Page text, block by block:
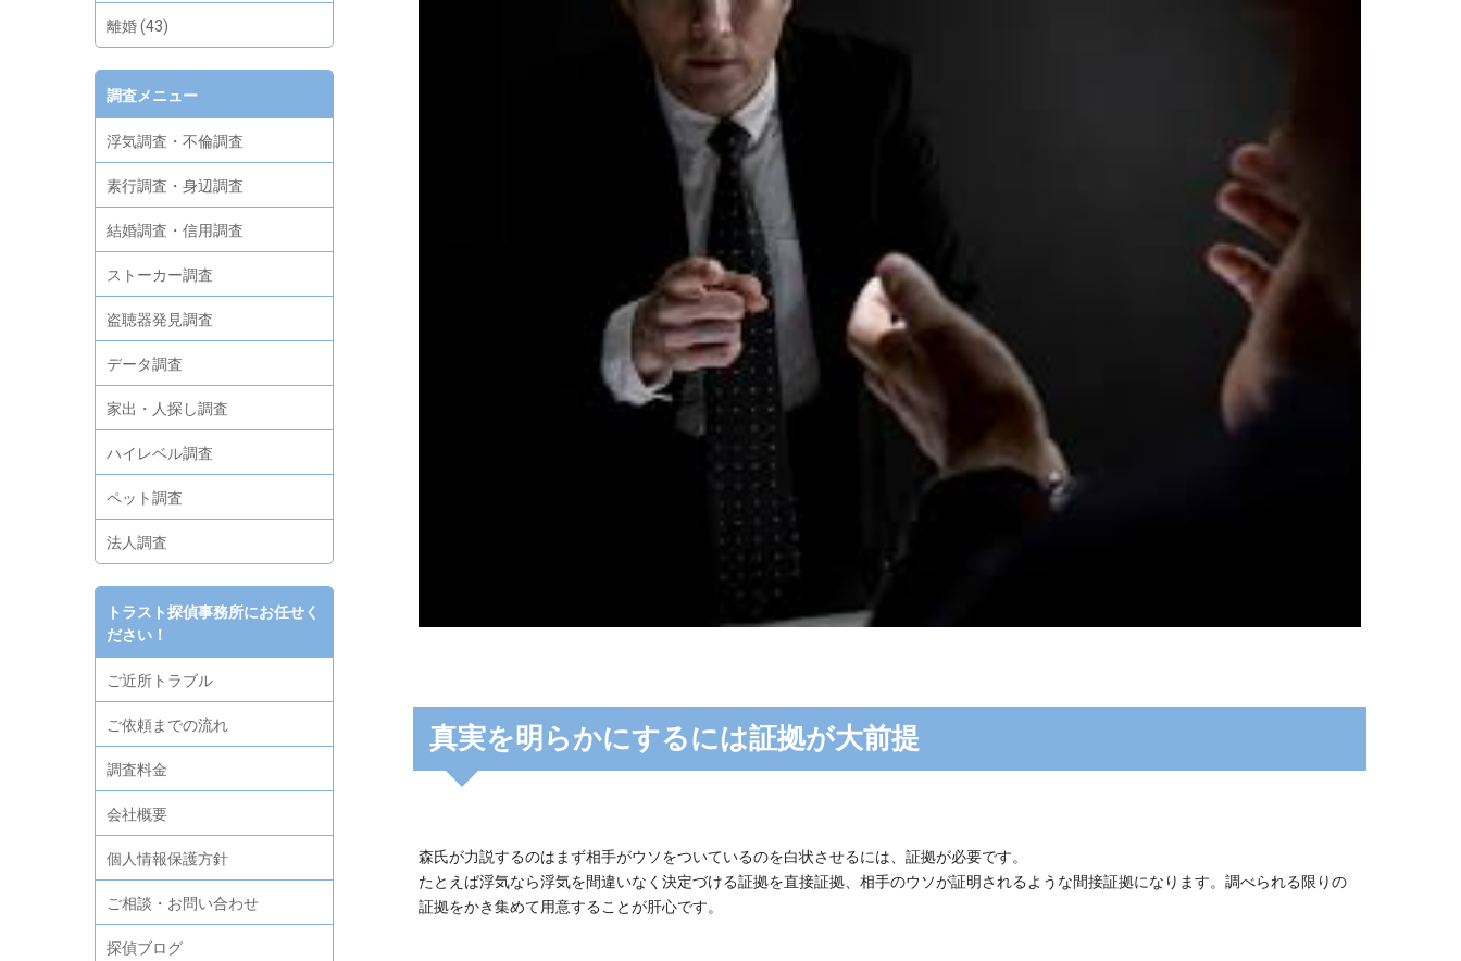
真実を明らかにするには証拠が大前提
森氏が力説するのはまず相手がウソをついているのを白状させるには、証拠が必要です。
たとえば浮気なら浮気を間違いなく決定づける証拠を直接証拠、相手のウソが証明されるような間接証拠になります。調べられる限りの
証拠をかき集めて用意することが肝心です。
離婚 (43)
調査メニュー
浮気調査・不倫調査
素行調査・身辺調査
結婚調査・信用調査
ストーカー調査
盗聴器発見調査
データ調査
家出・人探し調査
ハイレベル調査
ペット調査
法人調査
トラスト探偵事務所にお任せく
ださい！
ご近所トラブル
ご依頼までの流れ
調査料金
会社概要
個人情報保護方針
ご相談・お問い合わせ
探偵ブログ